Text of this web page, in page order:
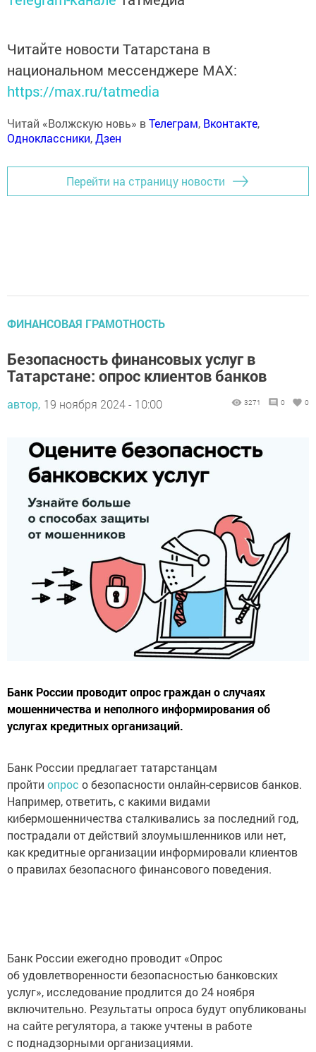
Читайте новости Татарстана в
национальном мессенджере MАХ:
https://max.ru/tatmedia
Читай «Волжскую новь» вТелеграм, Вконтакте,
Одноклассники,Дзен
Перейти на страницу новости
ФИНАНСОВАЯ ГРАМОТНОСТЬ
Безопасность финансовых услуг в
Татарстане: опрос клиентов банков
автор, 19 ноября 2024 - 10:00 3271 0 0
Банк России проводит опрос граждан о случаях
мошенничества и неполного информирования об
услугах кредитных организаций.
Банк России предлагает татарстанцам
пройти опрос о безопасности онлайн-сервисов банков.
Например, ответить, с какими видами
кибермошенничества сталкивались за последний год,
пострадали от действий злоумышленников или нет,
как кредитные организации информировали клиентов
о правилах безопасного финансового поведения.
Банк России ежегодно проводит «Опрос
об удовлетворенности безопасностью банковских
услуг», исследование продлится до 24 ноября
включительно. Результаты опроса будут опубликованы
на сайте регулятора, а также учтены в работе
с поднадзорными организациями.